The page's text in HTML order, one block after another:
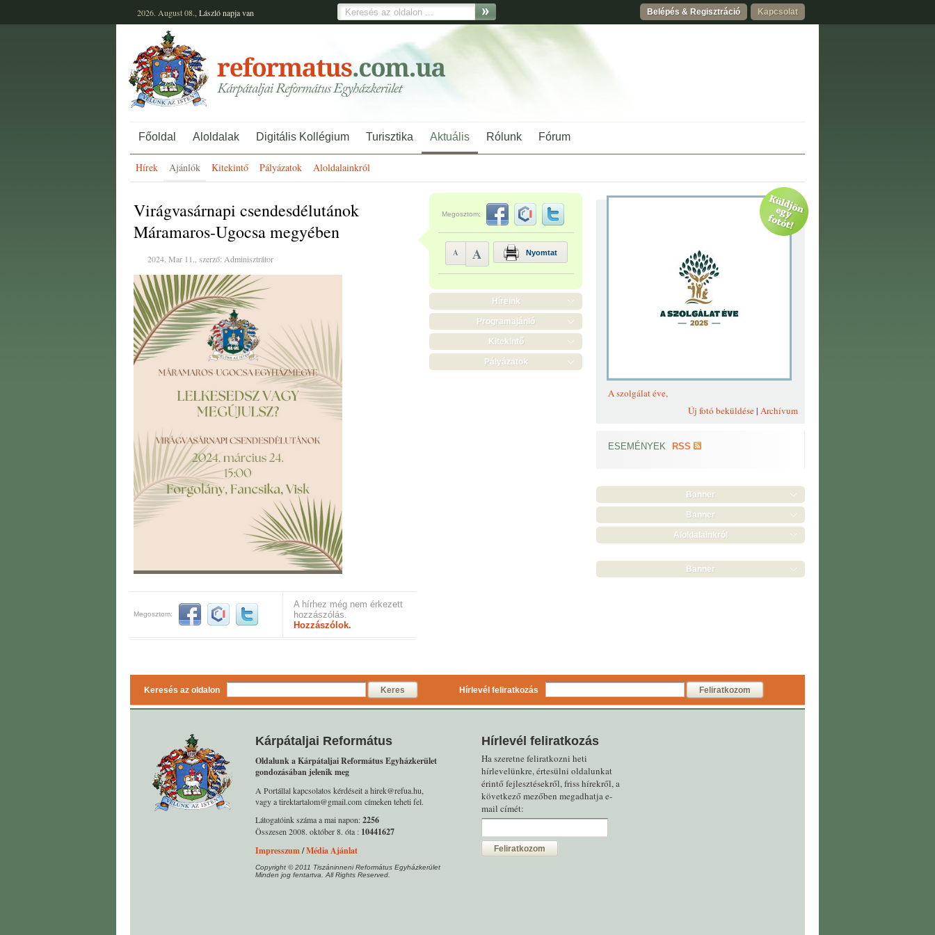
Belépés & Regisztráció Kapcsolat
2026. August 08., Lászlónapja van
Főoldal Aloldalak Digitális Kollégium Turisztika Aktuális Rólunk Fórum
Hírek Ajánlók Kitekintő Pályázatok Aloldalainkról
Virágvasárnapi csendesdélutánok
Máramaros-Ugocsa megyében
2024. Mar 11., szerző: Adminisztrátor
Megosztom:
A hírhez még nem érkezett
hozzászólás.
Hozzászólok.
Megosztom:
A A Nyomtat
Híreink
Programajánló
Kitekintő
Pályázatok
A szolgálat éve,
Új fotó beküldése| Archívum
ESEMÉNYEK RSS
Banner
Banner
Aloldalainkról
Banner
Keresés az oldalon Keres Hírlevél feliratkozás Feliratkozom
Kárpátaljai Református
Oldalunk a Kárpátaljai Református Egyházkerület
gondozásában jelenik meg
A Portállal kapcsolatos kérdéseit a hirek@refua.hu,
vagy a tirektartalom@gmail.com címeken teheti fel.
Látogatóink száma a mai napon:2256
Összesen 2008. október 8. óta : 10441627
Impresszum/Média Ajánlat
Copyright © 2011 Tiszáninneni Református Egyházkerület
Minden jog fentartva. All Rights Reserved.
Hírlevél feliratkozás
Ha szeretne feliratkozni heti
hírlevelünkre, értesülni oldalunkat
érintő fejlesztésekről, friss hírekről, a
következő mezőben megadhatja e-
mail címét:
Feliratkozom